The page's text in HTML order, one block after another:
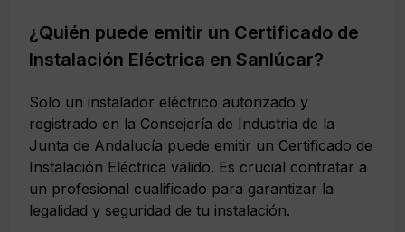
¿Quién puede emitir un Certificado de
Instalación Eléctrica en Sanlúcar?
Solo un instalador eléctrico autorizado y
registrado en la Consejería de Industria de la
Junta de Andalucía puede emitir un Certificado de
Instalación Eléctrica válido. Es crucial contratar a
un profesional cualificado para garantizar la
legalidad y seguridad de tu instalación.